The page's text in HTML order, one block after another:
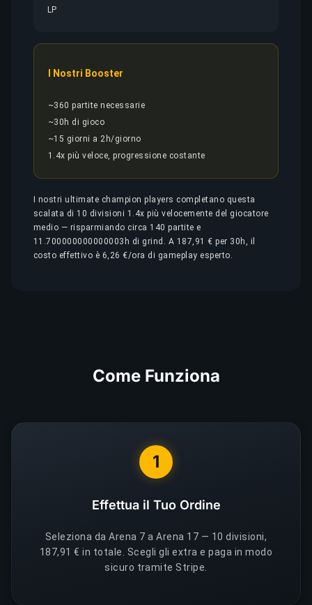
LP
I Nostri Booster
~360 partite necessarie
~30h di gioco
~15 giorni a 2h/giorno
1.4x più veloce, progressione costante
I nostri ultimate champion players completano questa
scalata di 10 divisioni 1.4x più velocemente del giocatore
medio — risparmiando circa 140 partite e
11.700000000000003h di grind. A 187,91 € per 30h, il
costo effettivo è 6,26 €/ora di gameplay esperto.
Come Funziona
1
Effettua il Tuo Ordine
Seleziona da Arena 7 a Arena 17 — 10 divisioni,
187,91 € in totale. Scegli gli extra e paga in modo
sicuro tramite Stripe.